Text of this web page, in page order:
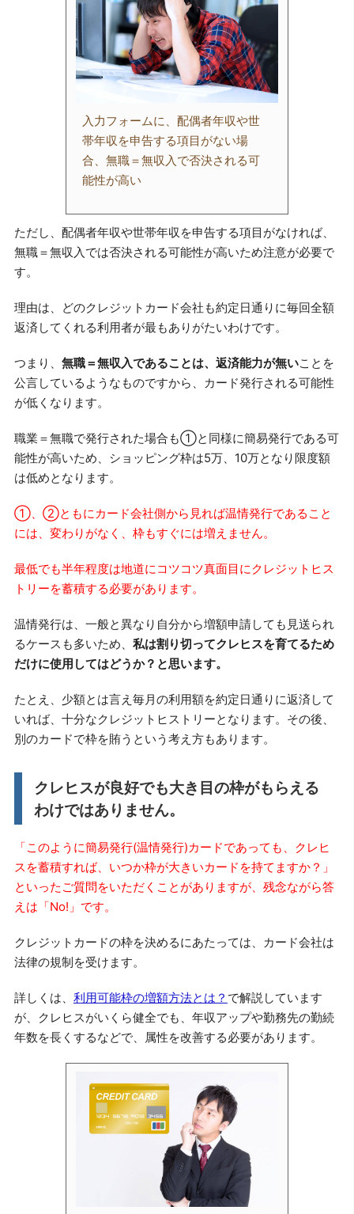
入力フォームに、配偶者年収や世
帯年収を申告する項目がない場
合、無職＝無収入で否決される可
能性が高い
ただし、配偶者年収や世帯年収を申告する項目がなければ、
無職＝無収入では否決される可能性が高いため注意が必要で
す。
理由は、どのクレジットカード会社も約定日通りに毎回全額
返済してくれる利用者が最もありがたいわけです。
つまり、 無職＝無収入であることは、返済能力が無いことを
公言しているようなものですから、カード発行される可能性
が低くなります。
職業＝無職で発行された場合も①と同様に簡易発行である可
能性が高いため、ショッピング枠は5万、10万となり限度額
は低めとなります。
①、②ともにカード会社側から見れば温情発行であること
には、変わりがなく、枠もすぐには増えません。
最低でも半年程度は地道にコツコツ真面目にクレジットヒス
トリーを蓄積する必要があります。
温情発行は、一般と異なり自分から増額申請しても見送られ
るケースも多いため、 私は割り切ってクレヒスを育てるため
だけに使用してはどうか？と思います。
たとえ、少額とは言え毎月の利用額を約定日通りに返済して
いれば、十分なクレジットヒストリーとなります。その後、
別のカードで枠を賄うという考え方もあります。
クレヒスが良好でも大き目の枠がもらえる
わけではありません。
「このように簡易発行(温情発行)カードであっても、クレヒ
スを蓄積すれば、いつか枠が大きいカードを持てますか？」
といったご質問をいただくことがありますが、残念ながら答
えは「No!」です。
クレジットカードの枠を決めるにあたっては、カード会社は
法律の規制を受けます。
詳しくは、 利用可能枠の増額方法とは？ で解説しています
が、クレヒスがいくら健全でも、年収アップや勤務先の勤続
年数を長くするなどで、属性を改善する必要があります。